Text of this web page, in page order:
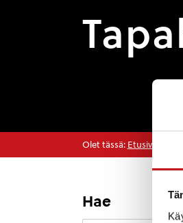
Olet tässä: Etusivu
Hae